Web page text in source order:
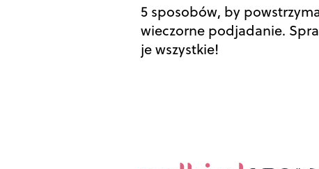
5 sposobów, by
wieczorne podjadanie.
je wszystkie!